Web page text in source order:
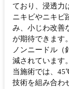
ており、浸透力
ニキビやニキビ
み、小じわ改善
が期待できます。
ノンニードル（
減されています。
当施術では、
技術を組み合わ